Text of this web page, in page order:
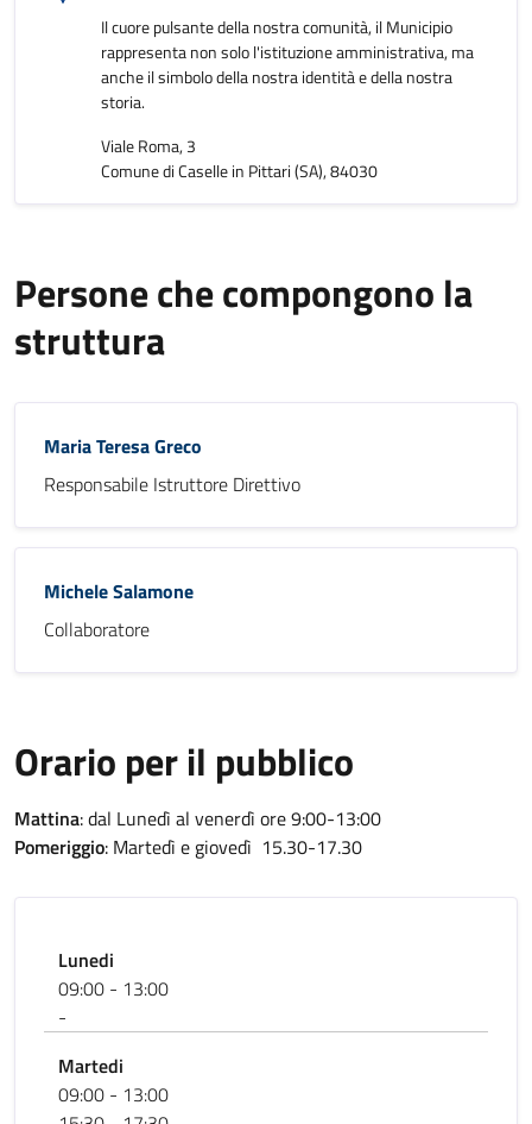
Il cuore pulsante della nostra comunità, il Municipio
rappresenta non solo l'istituzione amministrativa, ma
anche il simbolo della nostra identità e della nostra
storia.
Viale Roma, 3
Comune di Caselle in Pittari (SA), 84030
Persone che compongono la
struttura
Maria Teresa Greco
Responsabile Istruttore Direttivo
Michele Salamone
Collaboratore
Orario per il pubblico
Mattina: dal Lunedì al venerdì ore 9:00-13:00
Pomeriggio: Martedì e giovedì 15.30-17.30
Lunedi
09:00 - 13:00
-
Martedi
09:00 - 13:00